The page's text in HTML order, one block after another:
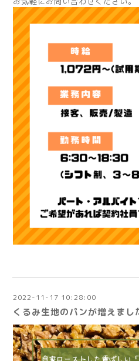
2022-11-17 10:28:00
くるみ生地のパンが増えまし